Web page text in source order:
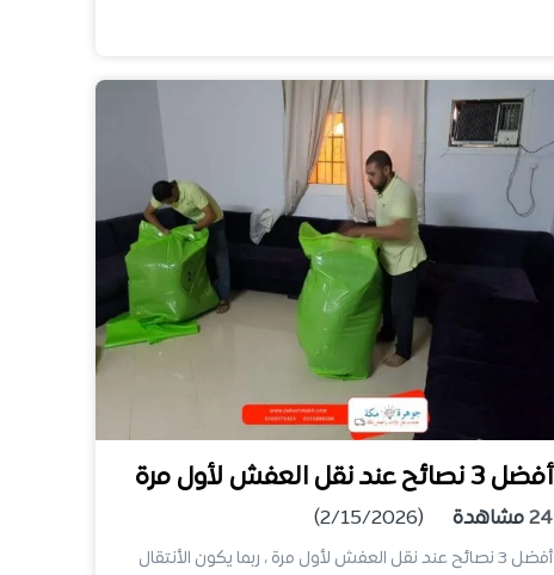
أفضل 3 نصائح عند نقل العفش لأول مرة
24 مشاهدة (2/15/2026)
أفضل 3 نصائح عند نقل العفش لأول مرة ، ربما يكون الأنتقال